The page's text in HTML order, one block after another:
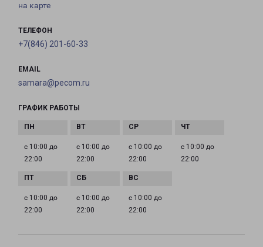
на карте
ТЕЛЕФОН
+7(846) 201-60-33
EMAIL
samara@pecom.ru
ГРАФИК РАБОТЫ
с 10:00 до
22:00
с 10:00 до
22:00
с 10:00 до
22:00
с 10:00 до
22:00
с 10:00 до
22:00
с 10:00 до
22:00
с 10:00 до
22:00